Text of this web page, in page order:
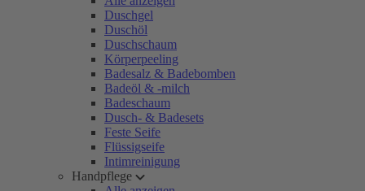
Duschgel
Duschöl
Duschschaum
Körperpeeling
Badesalz & Badebomben
Badeöl & -milch
Badeschaum
Dusch- & Badesets
Feste Seife
Flüssigseife
Intimreinigung
Handpflege